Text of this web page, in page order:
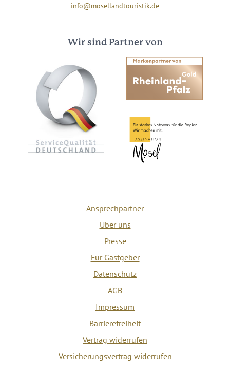
info@mosellandtouristik.de
Wir sind Partner von
Ansprechpartner
Über uns
Presse
Für Gastgeber
Datenschutz
AGB
Impressum
Barrierefreiheit
Vertrag widerrufen
Versicherungsvertrag widerrufen